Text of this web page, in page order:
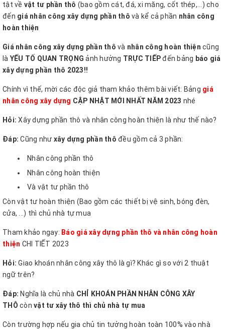
tật về vật tư phần thô (bao gồm cát, đá, xi măng, cốt thép,...) cho
đến giá nhân công xây dựng phần thô và kể cả phần nhân công
hoàn thiện
Giá nhân công xây dựng phần thô và nhân công hoàn thiện cũng
là YẾU TỐ QUAN TRỌNG ảnh hưởng TRỰC TIẾPđến bảng báo giá
xây dựng phần thô 2023!!
Chính vì thế, mời các độc giả tham khảo thêm bài viết: Bảng giá
nhân công xây dựng CẬP NHẬT MỚI NHẤT NĂM 2023 nhé
Hỏi: Xây dựng phần thô và nhân công hoàn thiện là như thế nào?
Đáp: Cũng như xây dựng phần thô đều gồm cả 3 phần:
Nhân công phần thô
Nhân công hoàn thiện
Và vật tư phần thô
Còn vật tư hoàn thiện (Bao gồm các thiết bị vệ sinh, bóng đèn,
cửa, ...) thì chủ nhà tự mua
Tham khảo ngay: Báo giá xây dựng phần thô và nhân công hoàn
thiện CHI TIẾT 2023
Hỏi: Giao khoán nhân công xây thô là gì? Khác gì so với 2 thuật
ngữ trên?
Đáp: Nghĩa là chủ nhà CHỈ KHOÁN PHẦN NHÂN CÔNG XÂY
THÔ còn vật tư xây thô thì chủ nhà tự mua
Còn trường hợp nếu gia chủ tin tưởng hoàn toàn 100% vào nhà